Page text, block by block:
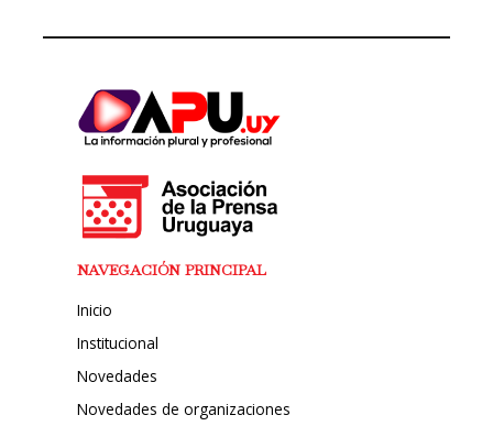
NAVEGACIÓN PRINCIPAL
Inicio
Institucional
Novedades
Novedades de organizaciones